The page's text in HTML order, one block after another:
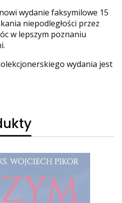
wydanie faksymilowe 15
niepodległości przez
w lepszym poznaniu
wydania jest